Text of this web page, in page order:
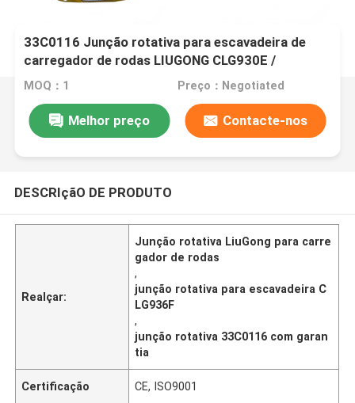
33C0116 Junção rotativa para escavadeira de
carregador de rodas LIUGONG CLG930E /
CLG930F、CLG936D / CLG936E / CLG936F、
CLG939E / CLG939F、CLG926E / CLG926F
MOQ：1 Preço：Negotiated
Melhor preço Contacte-nos
DESCRIçãO DE PRODUTO
Realçar:
Junção rotativa LiuGong para carre
gador de rodas
,
junção rotativa para escavadeira C
LG936F
,
junção rotativa 33C0116 com garan
tia
Certificação CE, ISO9001